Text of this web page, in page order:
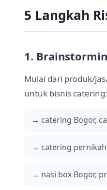
5 Langkah
1.
Mulai dari produk/
untuk bisnis catering:
→ catering Bogor,
→ catering
→ nasi box Bogor,